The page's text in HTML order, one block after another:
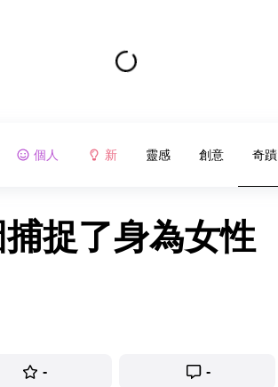
個人 新 靈感 創意 奇蹟
捉了身為女性
- -